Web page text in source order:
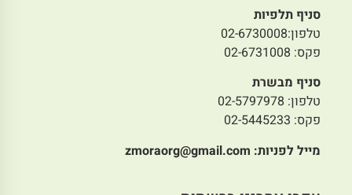
סניף תלפיות
טלפון:02-6730008
פקס: 02-6731008
סניף מבשרת
טלפון: 02-5797978
פקס: 02-5445233
מייל לפניות: zmoraorg@gmail.com